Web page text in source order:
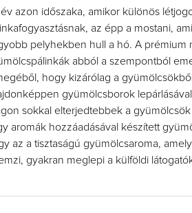
azon időszaka, amikor különös
az épp a mostani,
pelyhekben hull a hó. A prémium
abból a szempontból
hogy kizárólag a
gyümölcsborok
sokkal elterjedtebbek a
aromák hozzáadásával készített
az a tisztaságú gyümölcsaroma,
gyakran meglepi a külföldi